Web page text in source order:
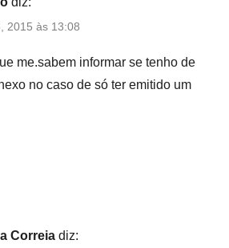
2015 às 13:08
me.sabem informar se tenho de
no caso de só ter emitido um
Correia diz: